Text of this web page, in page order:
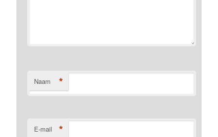
Naam *
E-mail *